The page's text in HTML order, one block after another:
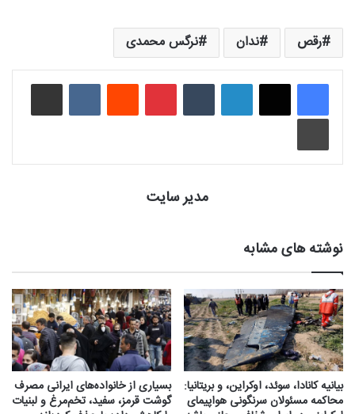
رقص ندان نرگس محمدی
لینکدین ‫تامبلر ‫پین‌ترست‫رددیت ‫VKontakteاشتراک گذاری از طریق ایمیل
چاپ
مدیر سایت
نوشته های مشابه
بیانیه کانادا، سوئد، اوکراین، و بریتانیا:
محاکمه مسئولان سرنگونی هواپیمای
بسیاری از خانواده‌های ایرانی مصرف
گوشت قرمز، سفید، تخم‌مرغ و لبنیات